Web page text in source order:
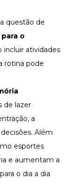
questão de
o
incluir atividades
rotina pode
de lazer
a
Além
esportes
e aumentam a
o dia a dia